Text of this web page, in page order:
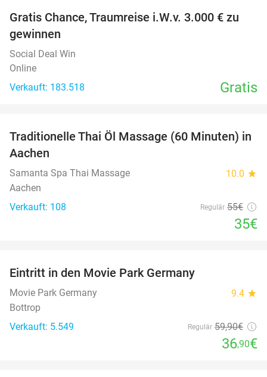
Gratis Chance, Traumreise i.W.v. 3.000 € zu
gewinnen
Social Deal Win
Online
Verkauft: 183.518
Gratis
36%
Traditionelle Thai Öl Massage (60 Minuten) in
Aachen
Samanta Spa Thai Massage 10.0 star
Aachen
Verkauft: 108
Regulär 55€
35€
Eintritt in den Movie Park Germany
Movie Park Germany 9.4 star
Bottrop
Verkauft: 5.549
Regulär 59,90€
36,90€